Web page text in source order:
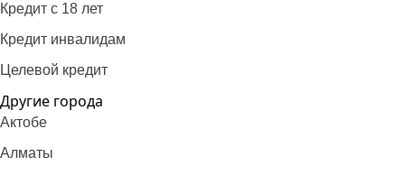
Кредит с 18 лет
Кредит инвалидам
Целевой кредит
Другие города
Актобе
Алматы